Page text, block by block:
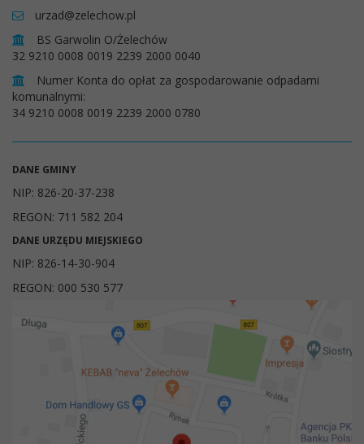
urzad@zelechow.pl
BS Garwolin O/Żelechów
32 9210 0008 0019 2239 2000 0040
Numer Konta do opłat za gospodarowanie odpadami
komunalnymi:
34 9210 0008 0019 2239 2000 0780
DANE GMINY
NIP: 826-20-37-238
REGON: 711 582 204
DANE URZĘDU MIEJSKIEGO
NIP: 826-14-30-904
REGON: 000 530 577